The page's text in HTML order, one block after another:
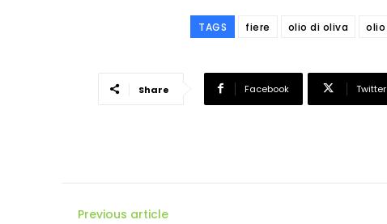
TAGS fiere olio di oliva
Share Facebook Twitter
Previous article